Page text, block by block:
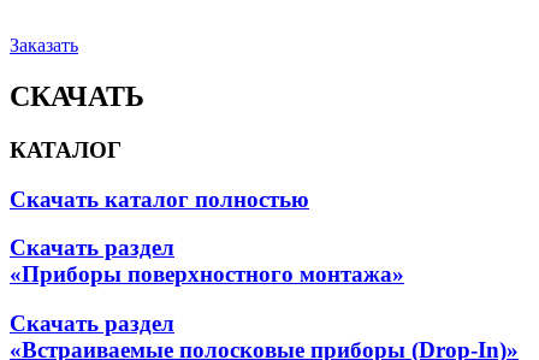
Заказать
СКАЧАТЬ
КАТАЛОГ
Скачать каталог полностью
Скачать раздел
«Приборы поверхностного монтажа»
Скачать раздел
«Встраиваемые полосковые приборы (Drop-In)»